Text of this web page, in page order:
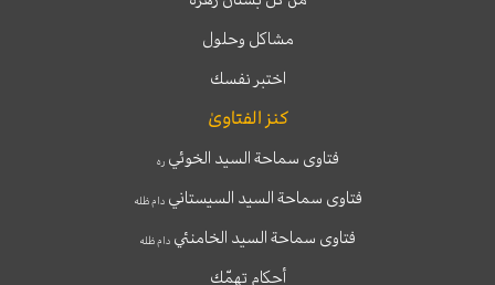
مشاكل وحلول
اختبر نفسك
كنز الفتاوىٰ
فتاوى سماحة السيد الخوئيره
فتاوى سماحة السيد السيستانيدام ظله
فتاوى سماحة السيد الخامنئي دام ظله
أحكام تهمّك